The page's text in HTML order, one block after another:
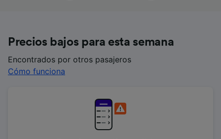
Precios bajos para esta semana
Encontrados por otros pasajeros
Cómo funciona